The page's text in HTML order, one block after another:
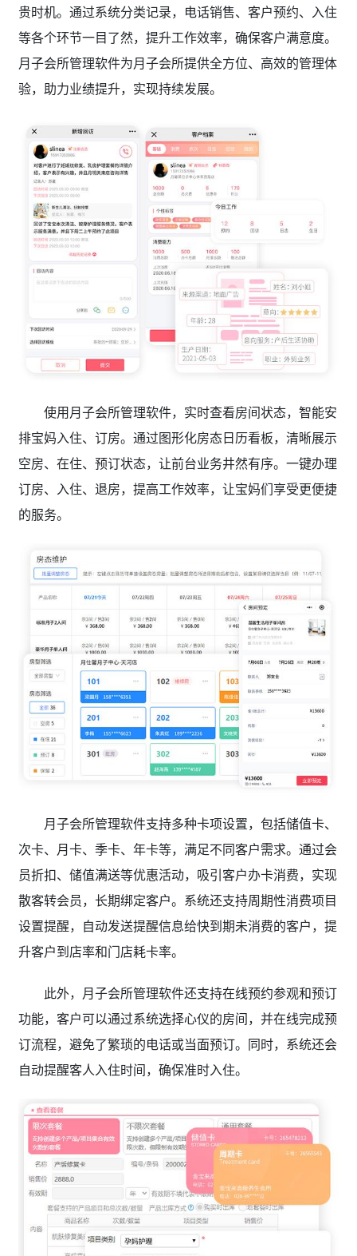
贵时机。通过系统分类记录，电话销售、客户预约、入住
等各个环节一目了然，提升工作效率，确保客户满意度。
月子会所管理软件为月子会所提供全方位、高效的管理体
验，助力业绩提升，实现持续发展。
使用月子会所管理软件，实时查看房间状态，智能安
排宝妈入住、订房。通过图形化房态日历看板，清晰展示
空房、在住、预订状态，让前台业务井然有序。一键办理
订房、入住、退房，提高工作效率，让宝妈们享受更便捷
的服务。
月子会所管理软件支持多种卡项设置，包括储值卡、
次卡、月卡、季卡、年卡等，满足不同客户需求。通过会
员折扣、储值满送等优惠活动，吸引客户办卡消费，实现
散客转会员，长期绑定客户。系统还支持周期性消费项目
设置提醒，自动发送提醒信息给快到期未消费的客户，提
升客户到店率和门店耗卡率。
此外，月子会所管理软件还支持在线预约参观和预订
功能，客户可以通过系统选择心仪的房间，并在线完成预
订流程，避免了繁琐的电话或当面预订。同时，系统还会
自动提醒客人入住时间，确保准时入住。